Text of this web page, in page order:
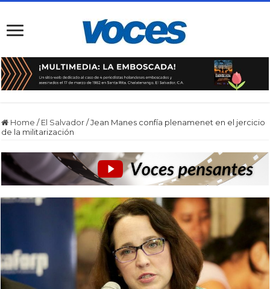
Home / El Salvador /Jean Manes confía plenamenet en el jercicio
de la militarización